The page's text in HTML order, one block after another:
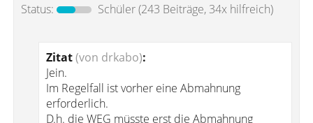
Status:
Schüler(243 Beiträge, 34x hilfreich)
Zitat(von drkabo):
Jein.
Im Regelfall ist vorher eine Abmahnung
erforderlich.
D.h. die WEG müsste erst die Abmahnung